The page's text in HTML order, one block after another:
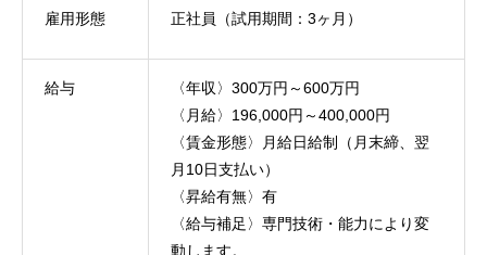
雇用形態 正社員（試用期間：3ヶ月）
給与
〈年収〉300万円～600万円
〈月給〉196,000円～400,000円
〈賃金形態〉月給日給制（月末締、翌
月10日支払い）
〈昇給有無〉有
〈給与補足〉専門技術・能力により変
動します。